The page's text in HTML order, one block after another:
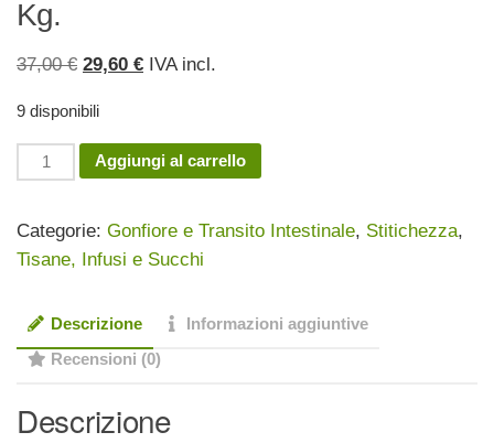
Kg.
37,00€ Il
originale
era:
37,00 €.
29,60 €Il
è:
29,60 €.
IVA incl.
9 disponibili
The
del
o
Midro
Kg.
Aggiungi al carrello
Categorie: Gonfiore e Transito Intestinale, Stitichezza,
Tisane, Infusi e Succhi
Descrizione
Informazioni aggiuntive
Recensioni (0)
Descrizione